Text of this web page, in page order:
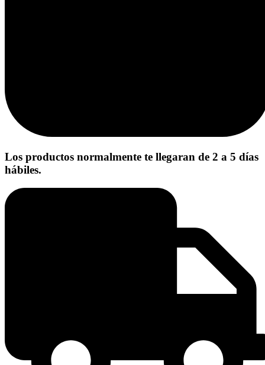
Los productos normalmente te llegaran de 2 a 5 días
hábiles.